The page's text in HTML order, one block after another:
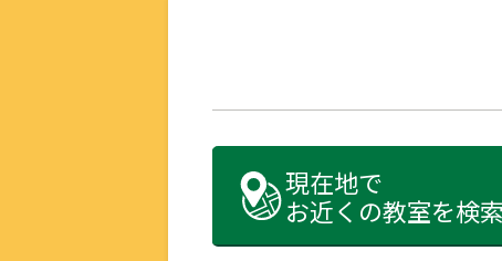
現在地で
お近くの教室を検索